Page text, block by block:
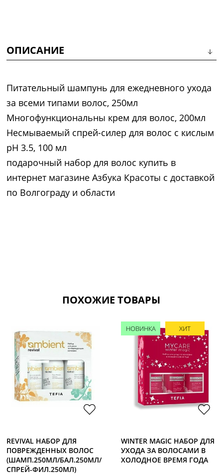
ОПИСАНИЕ
Питательный шампунь для ежедневного ухода
за всеми типами волос, 250мл
Многофункциональны крем для волос, 200мл
Несмываемый спрей-силер для волос с кислым
pH 3.5, 100 мл
подарочный набор для волос купить в
интернет магазине Азбука Красоты с доставкой
по Волгограду и области
ПОХОЖИЕ ТОВАРЫ
REVIVAL НАБОР ДЛЯ
ПОВРЕЖДЕННЫХ ВОЛОС
(ШАМП.250МЛ/БАЛ.250МЛ/
СПРЕЙ-ФИЛ.250МЛ)
НОВИНКА ХИТ
WINTER MAGIC НАБОР ДЛЯ
УХОДА ЗА ВОЛОСАМИ В
ХОЛОДНОЕ ВРЕМЯ ГОДА